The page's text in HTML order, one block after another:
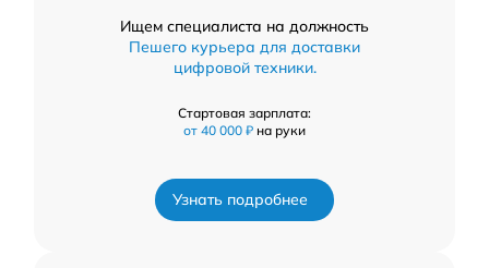
Ищем специалиста на должность
Пешего курьера для доставки
цифровой техники.
Стартовая зарплата:
от 40 000 ₽ на руки
Узнать подробнее